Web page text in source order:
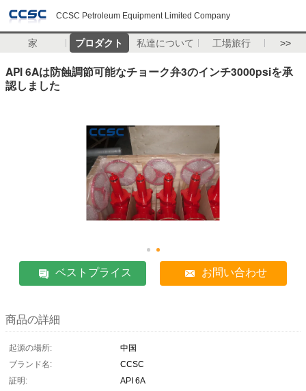
CCSC Petroleum Equipment Limited Company
家 プロダクト 私達について 工場旅行 >>
API 6Aは防蝕調節可能なチョーク弁3のインチ3000psiを承
認しました
ベストプライス お問い合わせ
商品の詳細
起源の場所:
中国
ブランド名:
CCSC
証明:
API 6A